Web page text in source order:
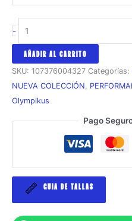
-
Olympikus
Melbourne
2
cantidad
AÑADIR AL CARRITO
SKU: 107376004327 Categorías:
NUEVA COLECCIÓN,
Olympikus
Pago
GUIA DE TALLAS